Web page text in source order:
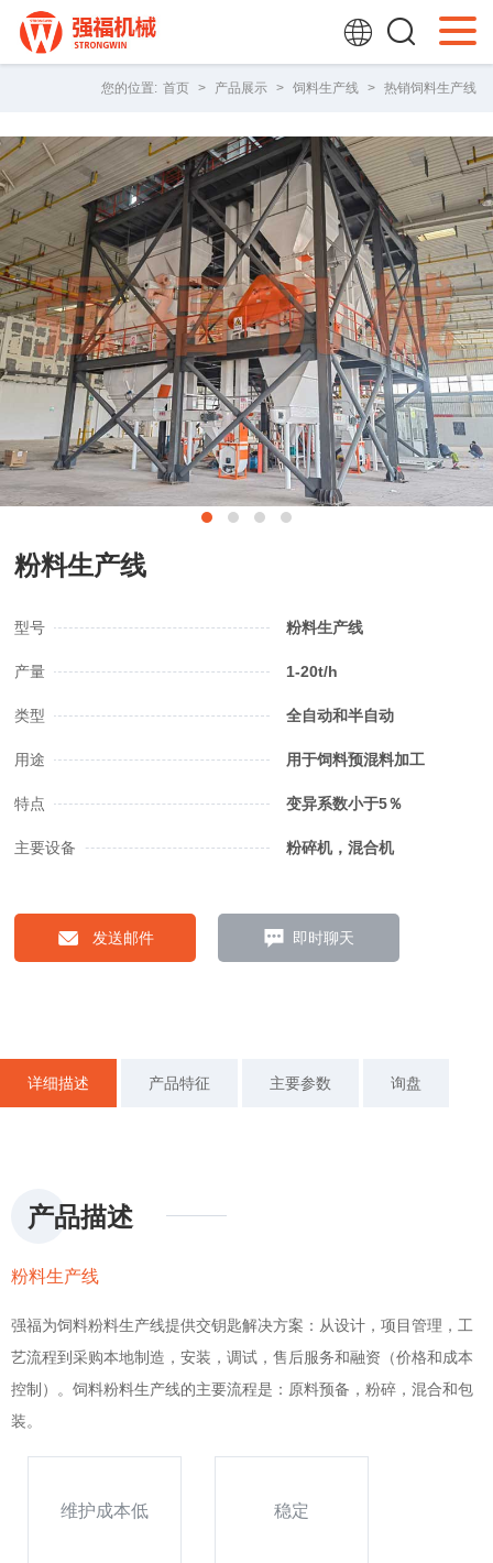
您的位置: 首页 > 产品展示 > 饲料生产线 > 热销饲料生产线
粉料生产线
型号 粉料生产线
产量 1-20t/h
类型 全自动和半自动
用途 用于饲料预混料加工
特点 变异系数小于5％
主要设备 粉碎机，混合机
发送邮件 即时聊天
详细描述 产品特征 主要参数 询盘
产品描述
粉料生产线
强福为饲料粉料生产线提供交钥匙解决方案：从设计，项目管理，工
艺流程到采购本地制造，安装，调试，售后服务和融资（价格和成本
控制）。饲料粉料生产线的主要流程是：原料预备，粉碎，混合和包
装。
维护成本低 稳定